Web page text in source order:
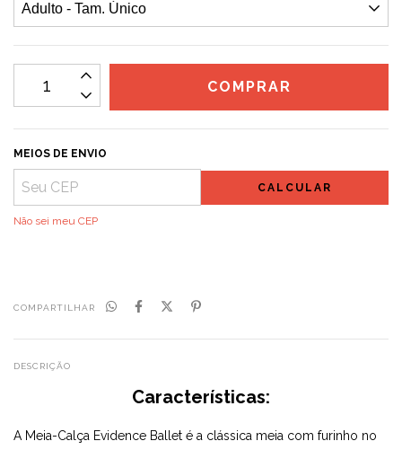
MEIOS DE ENVIO
CALCULAR
Não sei meu CEP
COMPARTILHAR
DESCRIÇÃO
Características:
A Meia-Calça Evidence Ballet é a clássica meia com furinho no